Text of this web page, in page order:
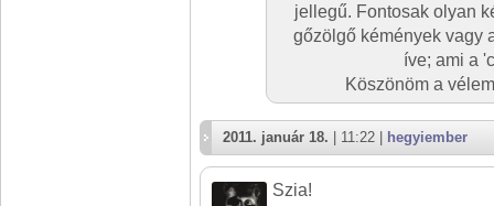
jellegű. Fontosak olyan
gőzölgő kémények vagy
íve; ami a
Köszönöm a
2011. január 18. | 11:22 | hegyiember
Szia!